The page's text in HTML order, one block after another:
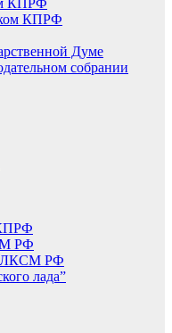
КПРФ
КПРФ
Думе
собрании
РФ
ЛКСМ РФ
лада”